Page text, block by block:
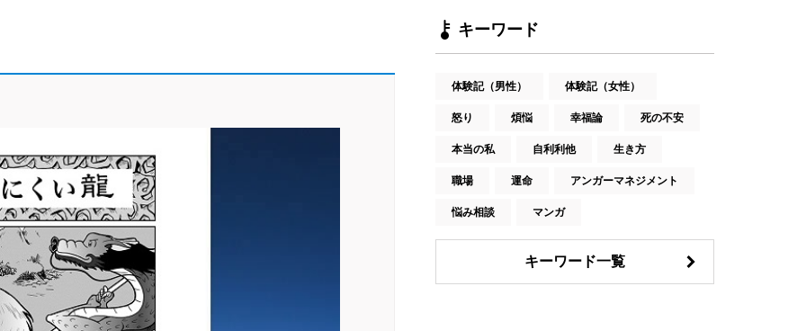
キーワード
体験記（男性） 体験記（女性）
怒り 煩悩 幸福論 死の不安
本当の私 自利利他 生き方
職場 運命 アンガーマネジメント
悩み相談 マンガ
キーワード一覧